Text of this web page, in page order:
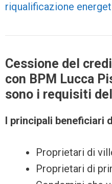
riqualificazione
Cessione del
con BPM Lucca
sono i requisiti
I principali beneficiari
Proprietari di
Proprietari di